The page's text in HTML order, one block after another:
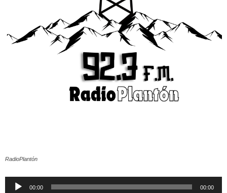
RadioPlantón
Reproductor
00:00 00:00